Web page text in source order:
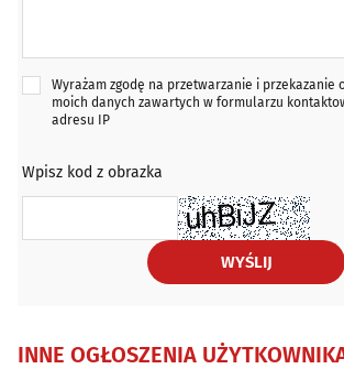
Wyrażam zgodę na przetwarzanie i przekazanie
moich danych zawartych w formularzu
adresu IP
Wpisz kod z obrazka
WYŚLIJ
INNE OGŁOSZENIA